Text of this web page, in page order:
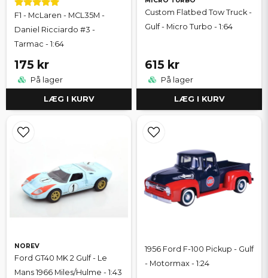
F1 - McLaren - MCL35M -
Daniel Ricciardo #3 -
Tarmac - 1:64
175 kr
På lager
LÆG I KURV
Custom Flatbed Tow Truck -
Gulf - Micro Turbo - 1:64
615 kr
På lager
LÆG I KURV
NOREV
Ford GT40 MK 2 Gulf - Le
Mans 1966 Miles/Hulme - 1:43
1956 Ford F-100 Pickup - Gulf
- Motormax - 1:24